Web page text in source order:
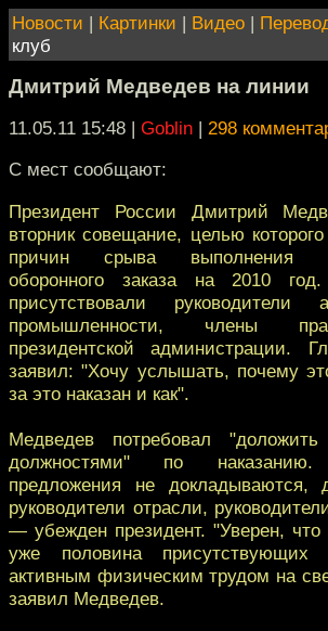
Новости | Картинки | Видео |
клуб
Дмитрий Медведев на линии
11.05.11 15:48 | Goblin | 298
С мест сообщают:
Президент России Дмитрий
вторник совещание, целью
причин срыва выполнения
оборонного заказа на 2010
присутствовали руководители
промышленности, члены
президентской администрации.
заявил: "Хочу услышать, почему
за это наказан и как".
Медведев потребовал
должностями" по
предложения не докладываются,
руководители отрасли,
— убежден президент. "Уверен,
уже половина присутствующих
активным физическим трудом на
заявил Медведев.